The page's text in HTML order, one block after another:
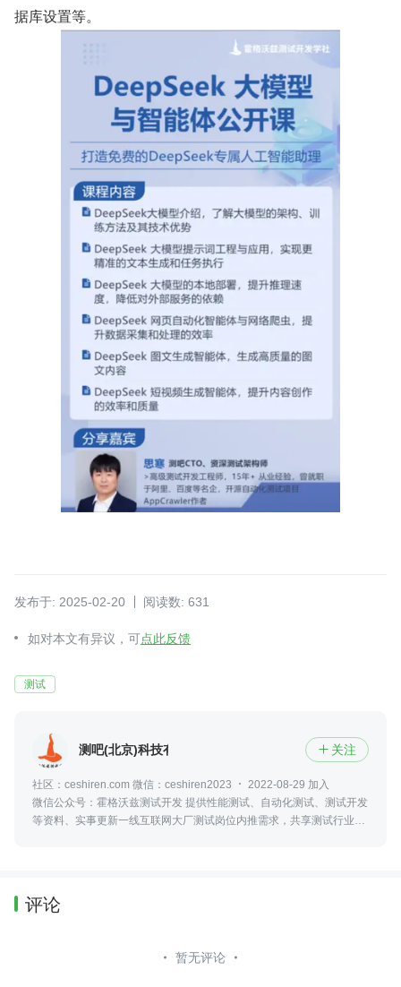
据库设置等。
发布于: 2025-02-20 阅读数: 631
如对本文有异议，可点此反馈
测试
测吧(北京)科技有限公司  关注
社区：ceshiren.com 微信：ceshiren2023
2022-08-29 加入
微信公众号：霍格沃兹测试开发 提供性能测试、自动化测试、测试开发
等资料、实事更新一线互联网大厂测试岗位内推需求，共享测试行业动
评论
暂无评论